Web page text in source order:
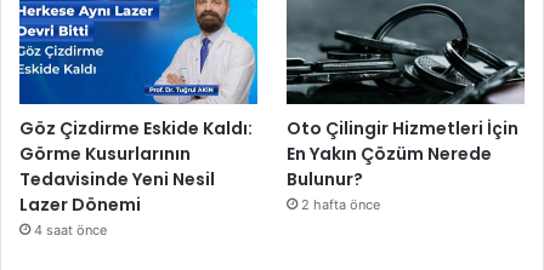
Göz Çizdirme Eskide Kaldı:
Görme Kusurlarının
Tedavisinde Yeni Nesil
Lazer Dönemi
4 saat önce
Oto Çilingir Hizmetleri İçin
En Yakın Çözüm Nerede
Bulunur?
2 hafta önce